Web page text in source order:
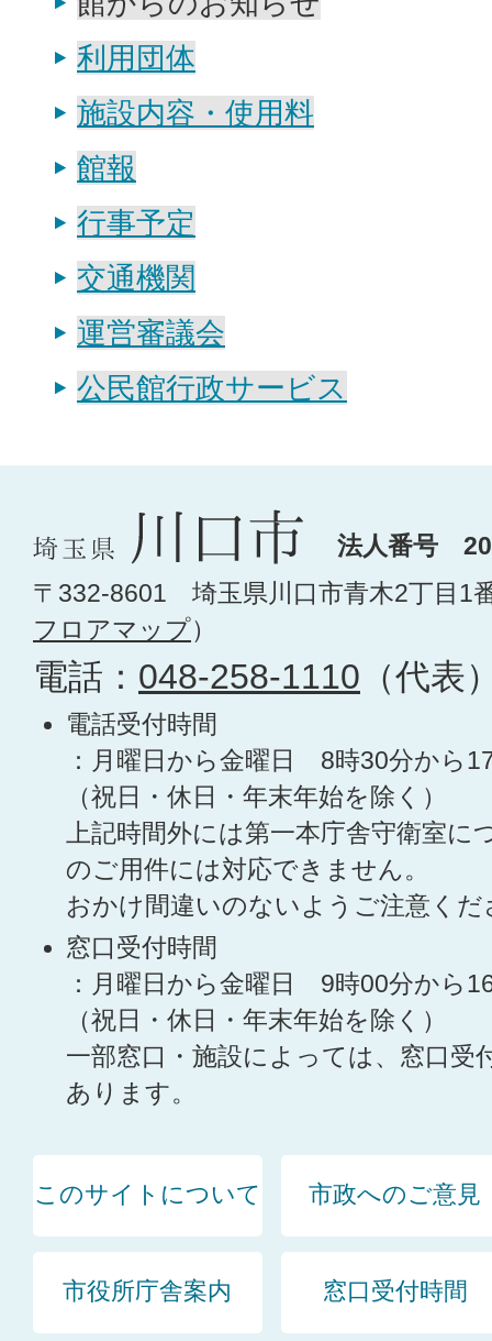
利用団体
施設内容・使用料
館報
行事予定
交通機関
運営審議会
公民館行政サービス
法人番号
〒332-8601 埼玉県川口市青木2丁目1
フロアマップ）
電話： 048-258-1110 （代表
電話受付時間
：月曜日から金曜日 8時30分から
（祝日・休日・年末年始を除く）
上記時間外には第一本庁舎守衛室に
のご用件には対応できません。
おかけ間違いのないようご注意くだ
窓口受付時間
：月曜日から金曜日 9時00分から
（祝日・休日・年末年始を除く）
一部窓口・施設によっては、窓口受
あります。
このサイトについて 市政へのご意見
市役所庁舎案内 窓口受付時間